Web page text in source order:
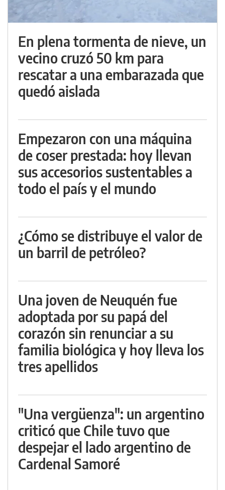
En plena tormenta de nieve, un
vecino cruzó 50 km para
rescatar a una embarazada que
quedó aislada
Empezaron con una máquina
de coser prestada: hoy llevan
sus accesorios sustentables a
todo el país y el mundo
¿Cómo se distribuye el valor de
un barril de petróleo?
Una joven de Neuquén fue
adoptada por su papá del
corazón sin renunciar a su
familia biológica y hoy lleva los
tres apellidos
"Una vergüenza": un argentino
criticó que Chile tuvo que
despejar el lado argentino de
Cardenal Samoré